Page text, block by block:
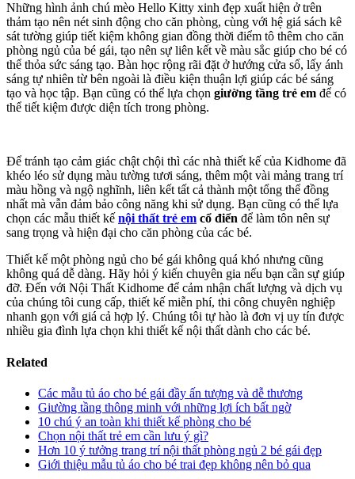
Những hình ảnh chú mèo Hello Kitty xinh đẹp xuất hiện ở trên
thảm tạo nên nét sinh động cho căn phòng, cùng với hệ giá sách kê
sát tường giúp tiết kiệm không gian đồng thời điểm tô thêm cho căn
phòng ngủ của bé gái, tạo nên sự liên kết về màu sắc giúp cho bé có
thể thỏa sức sáng tạo. Bàn học rộng rãi đặt ở hướng cửa sổ, lấy ánh
sáng tự nhiên từ bên ngoài là điều kiện thuận lợi giúp các bé sáng
tạo và học tập. Bạn cũng có thể lựa chọn giường tầng trẻ em để có
thể tiết kiệm được diện tích trong phòng.
Để tránh tạo cảm giác chật chội thì các nhà thiết kế của Kidhome đã
khéo léo sử dụng màu tường tươi sáng, thêm một vài mảng trang trí
màu hồng và ngộ nghĩnh, liên kết tất cả thành một tổng thể đồng
nhất mà vẫn đảm bảo công năng khi sử dụng. Bạn cũng có thể lựa
chọn các mẫu thiết kế nội thất trẻ em cổ điển để làm tôn nên sự
sang trọng và hiện đại cho căn phòng của các bé.
Thiết kế một phòng ngủ cho bé gái không quá khó nhưng cũng
không quá dễ dàng. Hãy hỏi ý kiến chuyên gia nếu bạn cần sự giúp
đỡ. Đến với Nội Thất Kidhome để cảm nhận chất lượng và dịch vụ
của chúng tôi cung cấp, thiết kế miễn phí, thi công chuyên nghiệp
nhanh gọn với giá cả hợp lý. Chúng tôi tự hào là đơn vị uy tín được
nhiều gia đình lựa chọn khi thiết kế nội thất dành cho các bé.
Related
Các mẫu tủ áo cho bé gái đầy ấn tượng và dễ thương
Giường tầng thông minh với những lợi ích bất ngờ
10 chú ý an toàn khi thiết kế phòng cho bé
Chọn nội thất trẻ em cần lưu ý gì?
Hơn 10 ý tưởng trang trí nội thất phòng ngủ 2 bé gái đẹp
Giới thiệu mẫu tủ áo cho bé trai đẹp không nên bỏ qua